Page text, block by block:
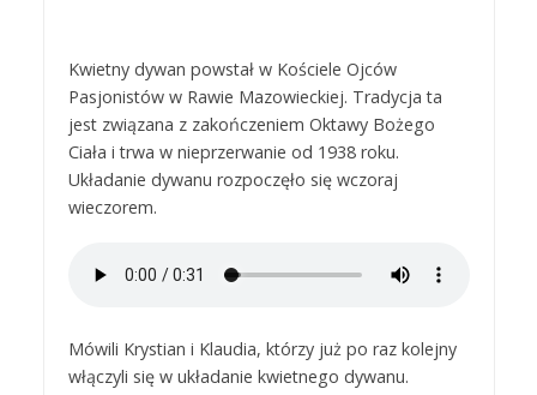
Kwietny dywan powstał w Kościele Ojców
Pasjonistów w Rawie Mazowieckiej. Tradycja ta
jest związana z zakończeniem Oktawy Bożego
Ciała i trwa w nieprzerwanie od 1938 roku.
Układanie dywanu rozpoczęło się wczoraj
wieczorem.
Mówili Krystian i Klaudia, którzy już po raz kolejny
włączyli się w układanie kwietnego dywanu.